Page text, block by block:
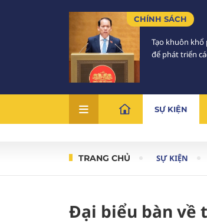
CHÍNH SÁCH
Tạo khuôn
để phát triển
SỰ KIỆN
TRANG CHỦ SỰ KIỆN
Đại biểu bàn về